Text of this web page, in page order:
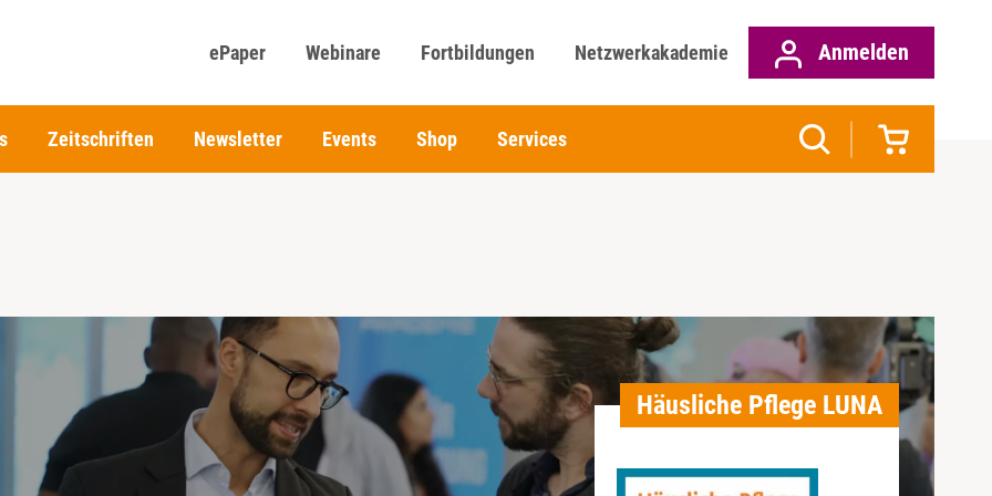
ePaper Webinare Fortbildungen Netzwerkakademie Anmelden
Zeitschriften Newsletter Events Shop Services
Häusliche Pflege LUNA